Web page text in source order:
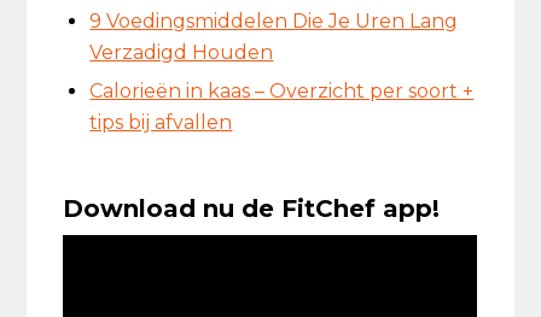
9 Voedingsmiddelen Die Je Uren Lang
Verzadigd Houden
Calorieën in kaas – Overzicht per soort +
tips bij afvallen
Download nu de FitChef app!